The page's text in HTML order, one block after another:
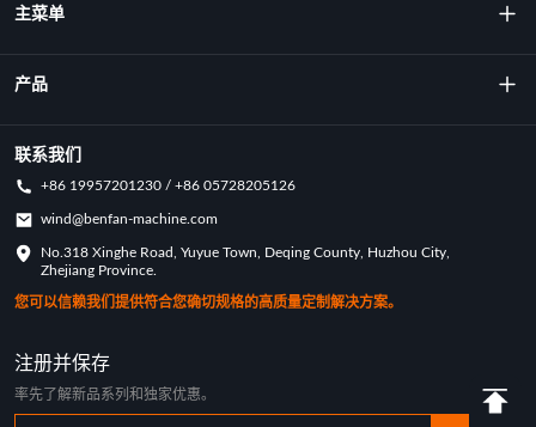
主菜单
关于我们
主要成就
定制案例
产品
旋转成型机
旋转模塑匹克球
联系我们
+86 19957201230 / +86 05728205126
wind@benfan-machine.com
No.318 Xinghe Road, Yuyue Town, Deqing County, Huzhou City,
Zhejiang Province.
您可以信赖我们提供符合您确切规格的高质量定制解决方案。
注册并保存
率先了解新品系列和独家优惠。